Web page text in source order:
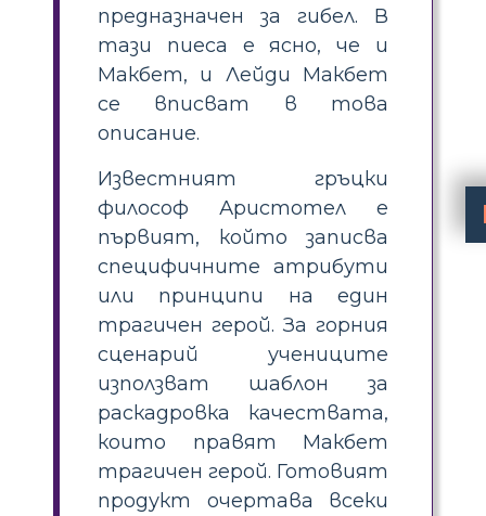
предназначен за гибел. В
тази пиеса е ясно, че и
Макбет, и Лейди Макбет
се вписват в това
описание.
Известният гръцки
философ Аристотел е
първият, който записва
специфичните атрибути
или принципи на един
трагичен герой. За горния
сценарий учениците
използват шаблон за
раскадровка качествата,
които правят Макбет
трагичен герой. Готовият
продукт очертава всеки